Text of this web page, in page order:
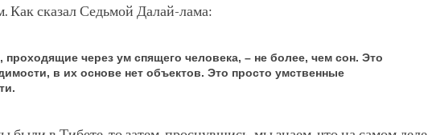
Как сказал Седьмой Далай-лама:
проходящие через ум спящего человека, – не более, чем сон. Это
в их основе нет объектов. Это просто умственные